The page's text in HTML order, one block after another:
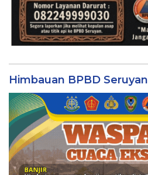
Himbauan BPBD Seruyan